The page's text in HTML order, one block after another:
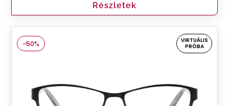
Részletek
-50%
VIRTUÁLIS
PRÓBA